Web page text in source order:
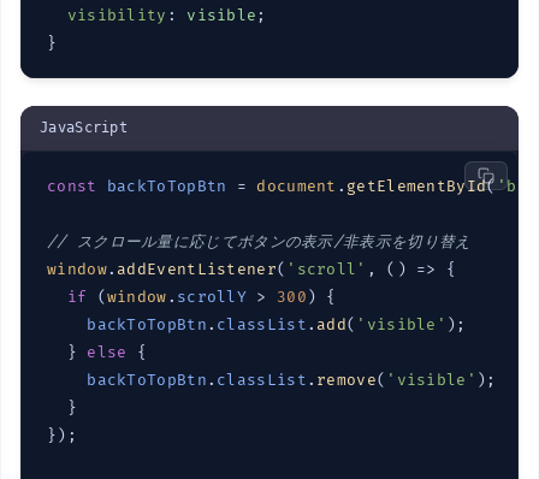
visibility : visible ;
}
JavaScript
const backToTopBtn = document . getElementById(
// スクロール量に応じてボタンの表示/非表示を切り替え
window. addEventListener( 'scroll' , () =>
{
if (window. scrollY > 300) {
backToTopBtn. classList. add( 'visible' );
  }
else {
backToTopBtn. classList. remove( 'visible' );
  }
});